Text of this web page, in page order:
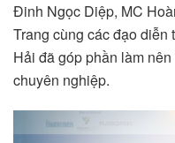
Đinh Ngọc Diệp, MC
Trang cùng các đạo diễn
Hải đã góp phần làm
chuyên nghiệp.